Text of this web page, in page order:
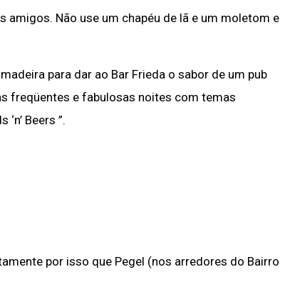
amigos. Não use um chapéu de lã e um moletom e
para dar ao Bar Frieda o sabor de um pub
freqüentes e fabulosas noites com temas
Beers ”.
por isso que Pegel (nos arredores do Bairro